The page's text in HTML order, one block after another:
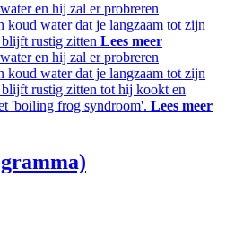
en hij zal er probreren
koud water dat je langzaam tot zijn
rustig zitten Lees meer
en hij zal er probreren
koud water dat je langzaam tot zijn
rustig zitten tot hij kookt en
'boiling frog syndroom'. Lees meer